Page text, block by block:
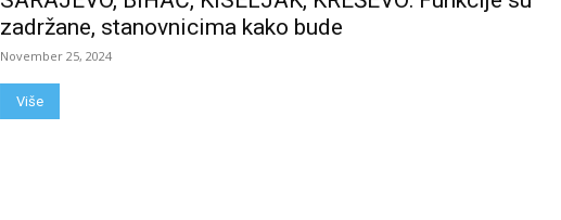
zadržane, stanovnicima kako bude
November 25, 2024
Više